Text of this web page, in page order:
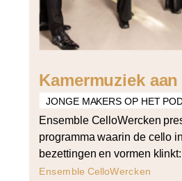
Kamermuziek
JONGE MAKERS OP HET
Ensemble CelloWercken
programma waarin de cello
bezettingen en vormen
vierstemmig samenspel. Het
Ensemble CelloWercken